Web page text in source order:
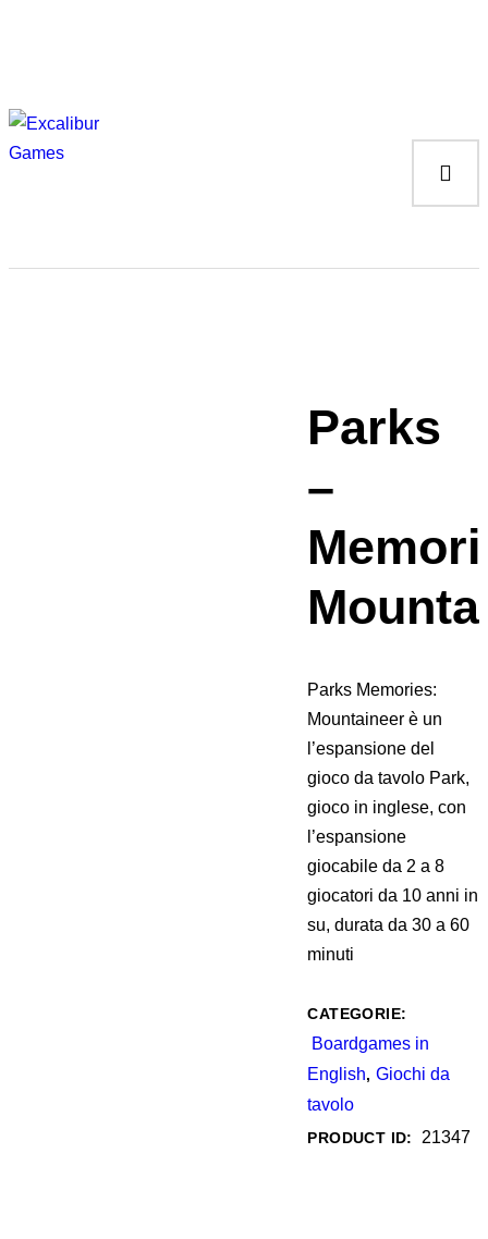
Giochi di Ruolo
Parks
–
Parks Memories:
Mountaineer è un
l’espansione del
gioco da tavolo Park,
gioco in inglese, con
l’espansione
giocabile da 2 a 8
giocatori da 10 anni in
su, durata da 30 a 60
minuti
CATEGORIE:
Boardgames in
English,Giochi da
tavolo
PRODUCT ID: 21347